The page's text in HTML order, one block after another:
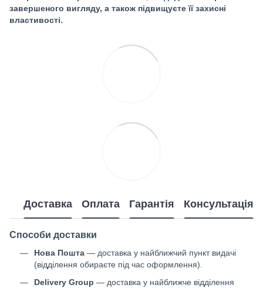
завершеного вигляду, а також підвищуєте її захисні
властивості.
Доставка Оплата Гарантія Консультація
Способи доставки
Нова Пошта — доставка у найближчий пункт видачі
(відділення обираєте під час оформлення).
Delivery Group — доставка у найближче відділення